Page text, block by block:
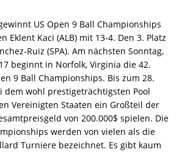
US Open 9 Ball Championships
Eklent Kaci (ALB) mit 13-4. Den 3. Platz
Ruiz (SPA). Am nächsten Sonntag,
beginnt in Norfolk, Virginia die 42.
9 Ball Championships. Bis zum 28.
dem wohl prestigeträchtigsten Pool
Vereinigten Staaten ein Großteil der
von 200.000$ spielen. Die
werden von vielen als die
Turniere bezeichnet. Es gibt kaum